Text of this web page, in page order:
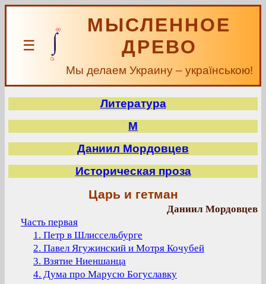
☰
МЫСЛЕННОЕ
ДРЕВО
Мы делаем Украину – українською!
Литература
М
Даниил Мордовцев
Историческая проза
Царь и гетман
Даниил Мордовцев
Часть первая
1. Петр в Шлиссельбурге
2. Павел Ягужинский и Мотря Кочубей
3. Взятие Ниеншанца
4. Дума про Марусю Богуславку